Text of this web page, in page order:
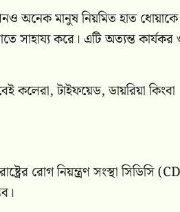
অনেক মানুষ নিয়মিত হাত ধোয়াকে
সাহায্য করে। এটি অত্যন্ত
টাইফয়েড, ডায়রিয়া কিংবা
রোগ নিয়ন্ত্রণ সংস্থা সিডিসি